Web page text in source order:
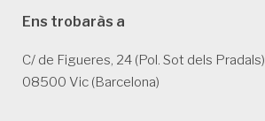
Ens trobaràs a
C/ de Figueres, 24 (Pol. Sot dels Pradals)
08500 Vic (Barcelona)